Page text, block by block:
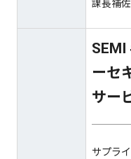
課長補
ーセ
サー
サプラ